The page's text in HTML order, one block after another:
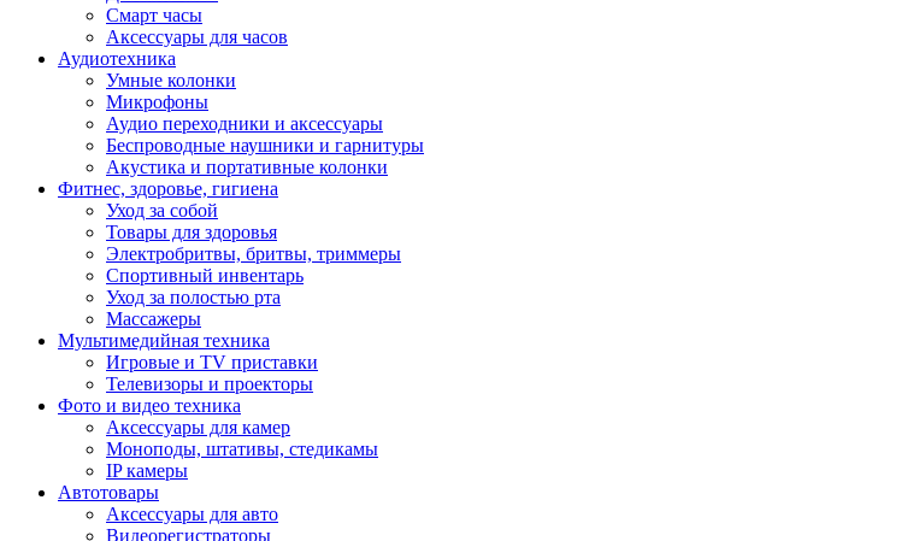
Смарт часы
Аксессуары для часов
Аудиотехника
Умные колонки
Микрофоны
Аудио переходники и аксессуары
Беспроводные наушники и гарнитуры
Акустика и портативные колонки
Фитнес, здоровье, гигиена
Уход за собой
Товары для здоровья
Электробритвы, бритвы, триммеры
Спортивный инвентарь
Уход за полостью рта
Массажеры
Мультимедийная техника
Игровые и TV приставки
Телевизоры и проекторы
Фото и видео техника
Аксессуары для камер
Моноподы, штативы, стедикамы
IP камеры
Автотовары
Аксессуары для авто
Видеорегистраторы